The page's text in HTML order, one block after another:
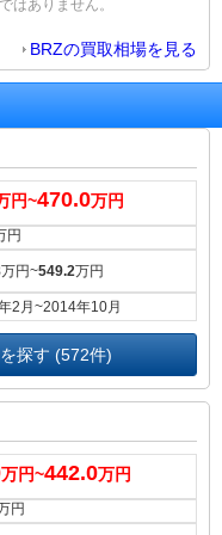
はありません。
BRZの買取相場を見る
円~470.0万円
円
万円~549.2万円
2月~2014年10月
探す (572件)
万円~442.0万円
円